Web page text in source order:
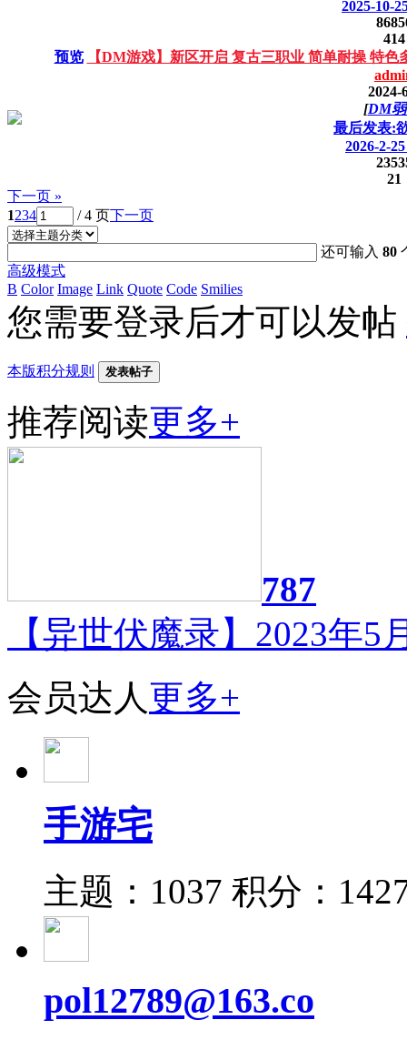
2025-10-
414
预览
【DM游戏】新区开启 复古三职业 简单耐操 特色
2024-
[DM
最后发表:
2026-2-
21
下一页 »
1234 / 4 页下一页
还可输入80
高级模式
B Color Image Link Quote Code Smilies
您需要登录后才可以发帖
本版积分规则 发表帖子
推荐阅读更多+
787
【异世伏魔录】2023年5
会员达人更多+
手游宅
主题：1037 积分：
pol12789@163.co